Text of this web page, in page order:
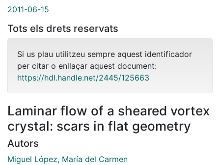
2011-06-15
Tots els drets reservats
Si us plau utilitzeu sempre aquest identificador
per citar o enllaçar aquest document:
https://hdl.handle.net/2445/125663
Laminar flow of a sheared vortex
crystal: scars in flat geometry
Autors
Miguel López, María del Carmen